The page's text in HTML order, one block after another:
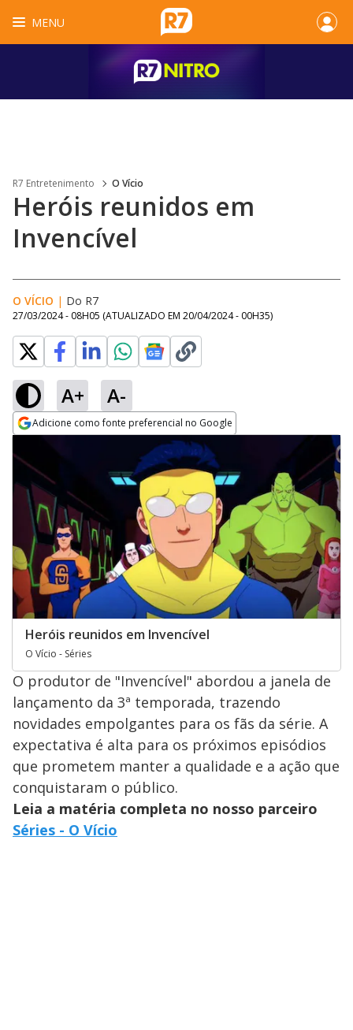
MENU
R7 Entretenimento O Vício
Heróis reunidos em
Invencível
O VÍCIO | Do R7
27/03/2024 - 08H05 (ATUALIZADO EM 20/04/2024 - 00H35)
A+ A-
Adicione como fonte preferencial no Google
Heróis reunidos em Invencível
O Vício - Séries
O produtor de "Invencível" abordou a janela de
lançamento da 3ª temporada, trazendo
novidades empolgantes para os fãs da série. A
expectativa é alta para os próximos episódios
que prometem manter a qualidade e a ação que
conquistaram o público.
Leia a matéria completa no nosso parceiro
Séries - O Vício